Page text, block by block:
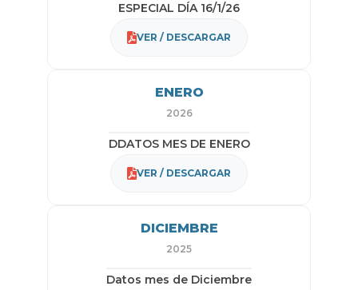
ESPECIAL DÍA 16/1/26
VER / DESCARGAR
ENERO
2026
DDATOS MES DE ENERO
VER / DESCARGAR
DICIEMBRE
2025
Datos mes de Diciembre